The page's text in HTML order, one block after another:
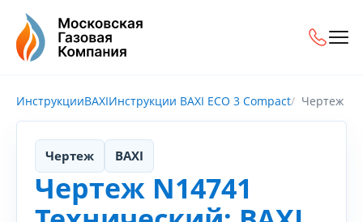
ИнструкцииBAXIИнструкции BAXI ECO 3 Compact Чертеж
Чертеж BAXI
Чертеж N14741